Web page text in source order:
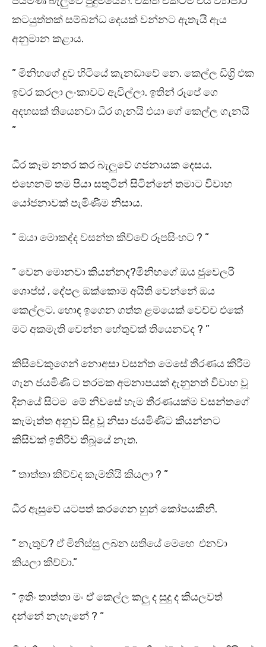
කටයුත්තක් සම්බන්ධ දෙයක් වන්නට ඇතැයි ඇය
අනුමාන කළාය.
” මිනිහගේ දුව හිටියේ කැනඩාවේ නෙ. කෙල්ල ඩිග්‍රි එක
ඉවර කරලා ලංකාවට ඇවිල්ලා. ඉතින් රූපේ ගෙ
අදහසක් තියෙනවා ධීර ගැනයි එයා ගේ කෙල්ල ගැනයි
”
ධීර කෑම නතර කර බැලුවේ ගජනායක දෙසය.
එහෙනම් තම පියා සතුටින් සිටින්නේ තමාට විවාහ
යෝජනාවක් පැමිණීම නිසාය.
” ඔයා මොකද්ද වසන්ත කිව්වේ රූපසිංහට ? ”
” වෙන මොනවා කියන්නද?මිනිහගේ ඔය ජුවෙලරි
ශොප්ස් , දේපල ඔක්කොම අයිති වෙන්නේ ඔය
කෙල්ලට. හොඳ ඉගෙන ගත්ත ළමයෙක් වෙච්ච එකේ
මට අකමැති වෙන්න හේතුවක් තියෙනවද ? ”
කිසිවෙකුගෙන් නොඅසා වසන්ත මෙසේ තීරණය කිරීම
ගැන ජයමිණි ට තරමක අමනාපයක් දැනුනත් විවාහ වූ
දිනයේ සිටම මේ නිවසේ හැම තීරණයක්ම වසන්තගේ
කැමැත්ත අනුව සිදු වූ නිසා ජයමිණිට කියන්නට
කිසිවක් ඉතිරිව තිබූයේ නැත.
” තාත්තා කිව්වද කැමතියි කියලා ? ”
ධීර ඇසුවේ යටපත් කරගෙන හුන් කෝපයකිනි.
” නැතුව? ඒ මිනිස්සු ලබන සතියේ මෙහෙ එනවා
කියලා කිව්වා.”
” ඉතිං තාත්තා මං ඒ කෙල්ල කලු ද සුදු ද කියලවත්
දන්නේ නැහැනේ ? “